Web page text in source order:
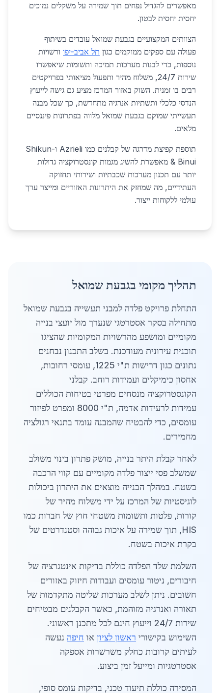
מאפשרים להגדיל נפחים תוך שמירה על משקלים נמוכים
יחסית יחסית לבטון.
הצוותים המקצועיים בגבעת שמואל עובדים בשיתוף
פעולה עם ספקים ממוקמים כגון תל אביב-יפו ורשויות
נוספות, כדי לבנות מערכות תמיכה ותשומות שיאפשרו
שירות 24/7, משלוח מהיר ותפעול מציאותי בפרויקטים
רבים בו זמנית. השוק באזור המרכז מציע גם גישה לייעוץ
הנדסי כלכלי ותשתיות אנרגיה מתחדשת, כך שכל מבנה
תעשייתי שמוקם בגבעת שמואל מלווה בפתרונות פיננסיים
מלאים.
תוספת קפיצת מדרגה של קבלנים כמו Azrieli ו-Shikun
& Binui מאפשרת להשיג מגמות קונסטרוקציה גדולות
יותר עם תכנון מערכות שכבתיות ושירותי תחזוקה
העתידיים, מה שמחזק את היתרונות האזוריים ומייצר ערך
עולמי ללקוחות ייצור.
תהליך מקומי בגבעת שמואל
התחלת פרויקט פלדה למבני תעשייה בגבעת שמואל
מתחילה בסקר אסטרטגי שנערך מול יועצי בנייה
מקומיים ומושפע מהרשויות המקומיות שהציגו
תוכנית עירונית מעודכנת. בשלב התכנון נבחנים
נתונים כגון דרישות ת"י 1225, עומסי רחובות,
אחסון כימיקלים ועמידות רוחב. קבלני
הקונסטרוקציה מנסחים מפרטי בטיחות הכוללים
עמידות לרעידות אדמה, ת"י 8000 ומפרט לפיזור
עומסים, כדי להבטיח שהמבנה עומד בתנאי רגולציה
מחמירים.
לאחר קבלת היתר בנייה, מושק פתרון בינוי משולב
שמשלב פסי ייצור פלדה מקומיים עם קווי הרכבה
בשטח. במהלך הבנייה מוצאים את היתרון ביכולות
לוגיסטיות של המרכז על ידי משלוח מהיר של
קורות, פלטות ותשומות משטחי חוץ של חברות כמו
HIS, תוך שמירה על איכות גבוהה וסטנדרטים של
בקרת איכות בשטח.
השלמת שלד הפלדה כוללת בדיקות אינטגרציה של
חיבורים, ניטור עומסים ועבודות חיזוק באזורים
חשובים. ניתן לשלב מערכות שליטה מתקדמות של
תאורה ואנרגיה מזוהמת, כאשר הקבלנים מבטיחים
שירות 24/7 וייעוץ חינם לכל מתכנן ראשוני.
השימוש בקישורי ראשון לציון או חיפה נעשה
לעיתים קרובות כחלק משרשרות אספקה
אסטרטגיות ומייעל זמן ביצוע.
המסירה כוללת תיעוד טכני, בדיקות עומס סופי,